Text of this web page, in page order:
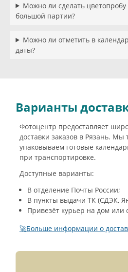
Можно ли сделать цветопробу
большой партии?
Можно ли отметить в
даты?
Варианты
Фотоцентр предоставляет
доставки заказов в Рязань. Мы
упаковываем готовые
при транспортировке.
Доступные варианты:
В отделение Почты России;
В пункты выдачи ТК (СДЭК,
Привезёт курьер на дом или
🚀Больше информации о